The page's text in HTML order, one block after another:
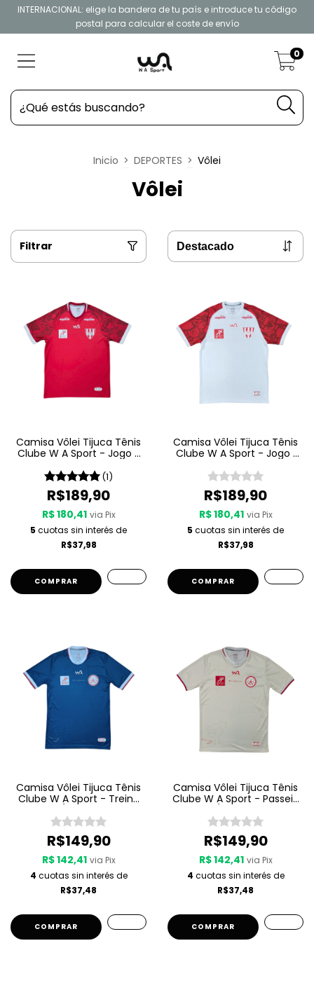
INTERNACIONAL: elige la bandera de tu país e introduce tu código
postal para calcular el coste de envío
0
Inicio > DEPORTES > Vôlei
Vôlei
Filtrar
Camisa Vôlei Tijuca Tênis
Clube W A Sport - Jogo 2
(1)
R$189,90
R$ 180,41 via Pix
5 cuotas sin interés de
R$37,98
COMPRAR
Camisa Vôlei Tijuca Tênis
Clube W A Sport - Jogo 1
R$189,90
R$ 180,41 via Pix
5 cuotas sin interés de
R$37,98
COMPRAR
Camisa Vôlei Tijuca Tênis
Clube W A Sport - Treino
R$149,90
R$ 142,41 via Pix
4 cuotas sin interés de
R$37,48
COMPRAR
Camisa Vôlei Tijuca Tênis
Clube W A Sport - Passeio
R$149,90
R$ 142,41 via Pix
4 cuotas sin interés de
R$37,48
COMPRAR